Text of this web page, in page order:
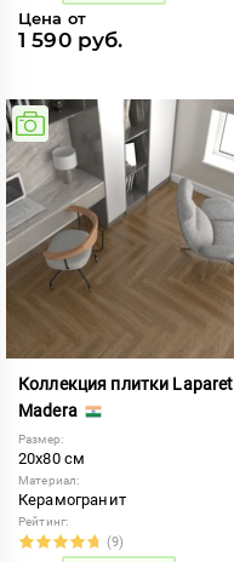
Цена от
1 590 руб.
Коллекция плитки Laparet
Madera
Размер:
20x80 см
Материал:
Керамогранит
Рейтинг:
(9)